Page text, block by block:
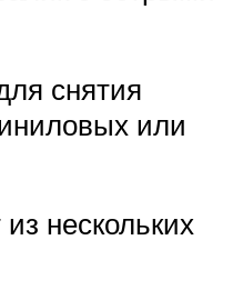
снятия
или
нескольких